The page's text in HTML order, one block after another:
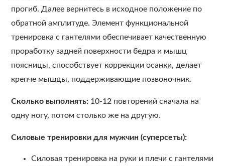
прогиб. Далее вернитесь в исходное положение по
обратной амплитуде. Элемент функциональной
тренировка с гантелями обеспечивает качественную
проработку задней поверхности бедра и мышц
поясницы, способствует коррекции осанки, делает
крепче мышцы, поддерживающие позвоночник.
Сколько выполнять: 10-12 повторений сначала на
одну ногу, потом столько же на другую.
Силовые тренировки для мужчин (суперсеты):
Силовая тренировка на руки и плечи с гантелями